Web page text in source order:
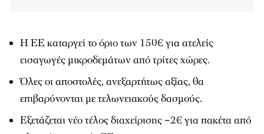
Η ΕΕ καταργεί το όριο των 150€ για ατελείς
εισαγωγές μικροδεμάτων από τρίτες χώρες.
Όλες οι αποστολές, ανεξαρτήτως αξίας, θα
επιβαρύνονται με τελωνειακούς δασμούς.
Εξετάζεται νέο τέλος διαχείρισης ~2€ για πακέτα από